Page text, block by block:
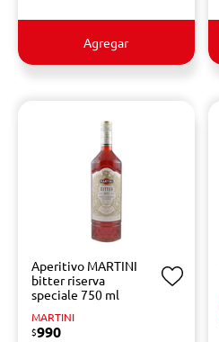
Agregar
Aperitivo MARTINI
bitter riserva
speciale 750 ml
MARTINI
$990